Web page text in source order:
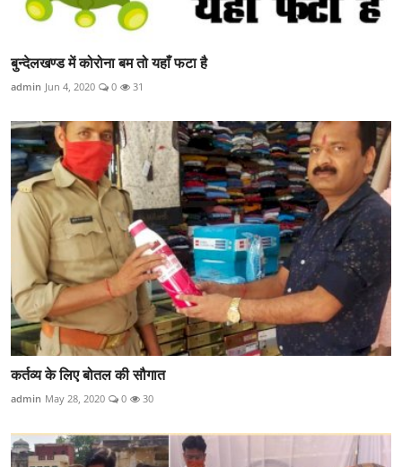
बुन्देलखण्ड में कोरोना बम तो यहाँ फटा है
admin Jun 4, 2020 0 31
कर्तव्य के लिए बोतल की सौगात
admin May 28, 2020 0 30